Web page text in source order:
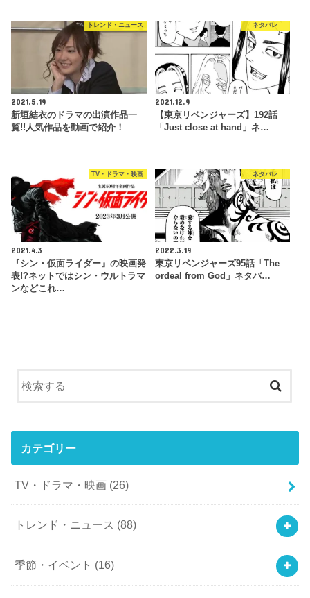
トレンド・ニュース
2021.5.19
新垣結衣のドラマの出演作品一
覧!!人気作品を動画で紹介！
ネタバレ
2021.12.9
【東京リベンジャーズ】192話
「Just close at hand」ネ…
TV・ドラマ・映画
2021.4.3
『シン・仮面ライダー』の映画発
表!?ネットではシン・ウルトラマ
ンなどこれ…
ネタバレ
2022.3.19
東京リベンジャーズ95話「The
ordeal from God」ネタバ…
カテゴリー
TV・ドラマ・映画 (26)
トレンド・ニュース (88)
季節・イベント (16)